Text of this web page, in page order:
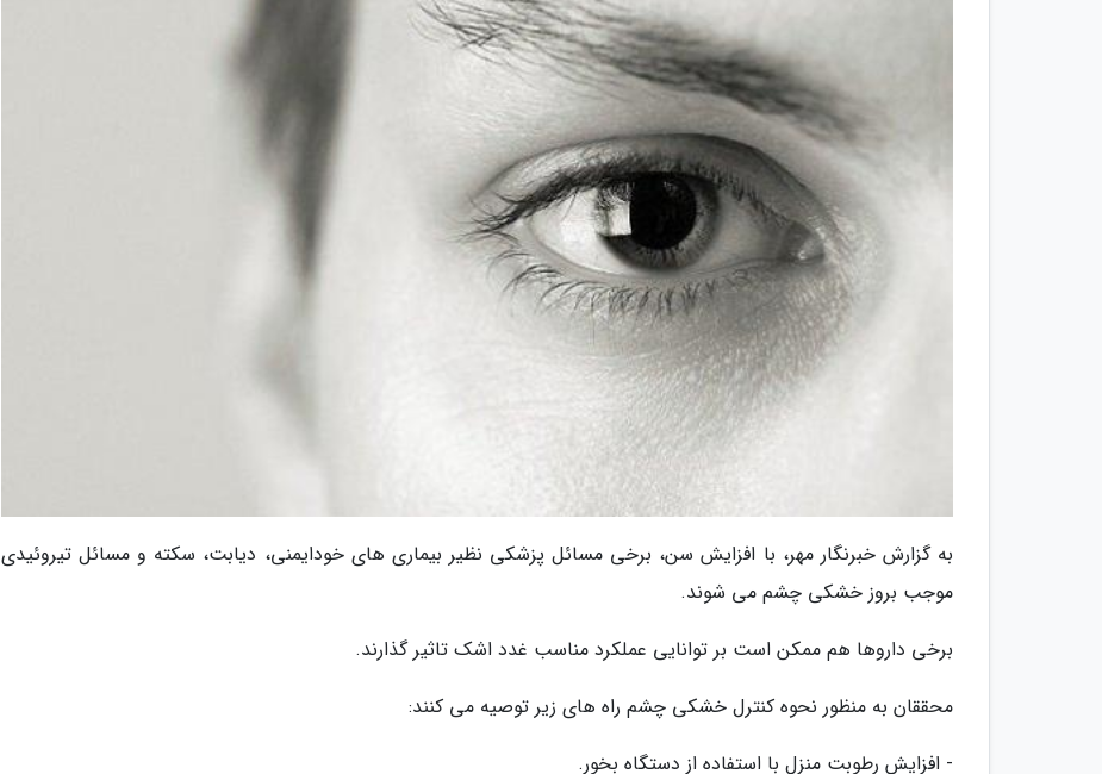
به گزارش خبرنگار مهر، با افزایش سن، برخی مسائل پزشکی نظیر بیماری های خودایمنی، دیابت، سکته و مسائل تیروئیدی
موجب بروز خشکی چشم می شوند.
برخی داروها هم ممکن است بر توانایی عملکرد مناسب غدد اشک تاثیر گذارند.
محققان به منظور نحوه کنترل خشکی چشم راه های زیر توصیه می کنند:
- افزایش رطوبت منزل با استفاده از دستگاه بخور.